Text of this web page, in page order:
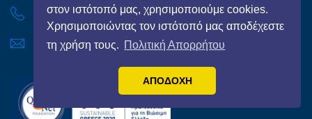
στον ιστότοπό μας, χρησιμοποιούμε cookies.
Χρησιμοποιώντας τον ιστότοπό μας αποδέχεστε
τη χρήση τους. Πολιτική Απορρήτου
ΑΠΟΔΟΧΗ
(+30) 210-6898593
info@qualitynet.gr